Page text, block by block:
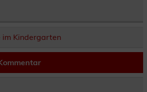
im Kindergarten